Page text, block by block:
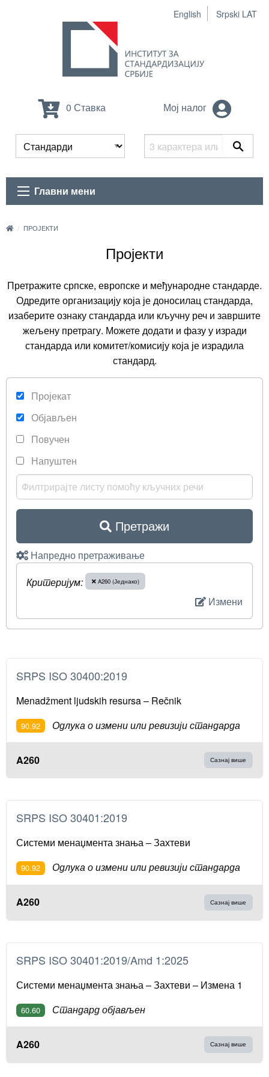
English Srpski LAT
0 Ставка Мој налог
Главни мени
ПРОЈЕКТИ
Пројекти
Претражите српске, европске и међународне стандарде.
Одредите организацију која је доносилац стандарда,
изаберите ознаку стандарда или кључну реч и завршите
жељену претрагу. Можете додати и фазу у изради
стандарда или комитет/комисију која је израдила
стандард.
Пројекат
Објављен
Повучен
Напуштен
Претражи
Напредно претраживање
Критеријум:
A260 (Једнако)
Измени
SRPS ISO 30400:2019
Menadžment ljudskih resursa – Rečnik
90.92 Одлука о измени или ревизији стандарда
A260 Сазнај више
SRPS ISO 30401:2019
Системи менаџмента знања – Захтеви
90.92 Одлука о измени или ревизији стандарда
A260 Сазнај више
SRPS ISO 30401:2019/Amd 1:2025
Системи менаџмента знања – Захтеви – Измена 1
60.60 Стандард објављен
A260 Сазнај више